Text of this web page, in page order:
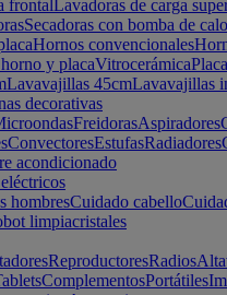
frontalLavadoras de carga
Secadoras con bomba de
Hornos convencionales
y placaVitrocerámica
Lavavajillas 45cmLavavajillas
decorativas
FreidorasAspiradores
ConvectoresEstufasRadiadores
acondicionado
hombresCuidado cabello
limpiacristales
ReproductoresRadios
ComplementosPortátiles